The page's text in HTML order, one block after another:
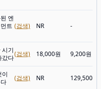
엔
트 (검색) NR -
시기
갔다(검색) 18,000원 9,200원
이
(검색) NR 129,500원